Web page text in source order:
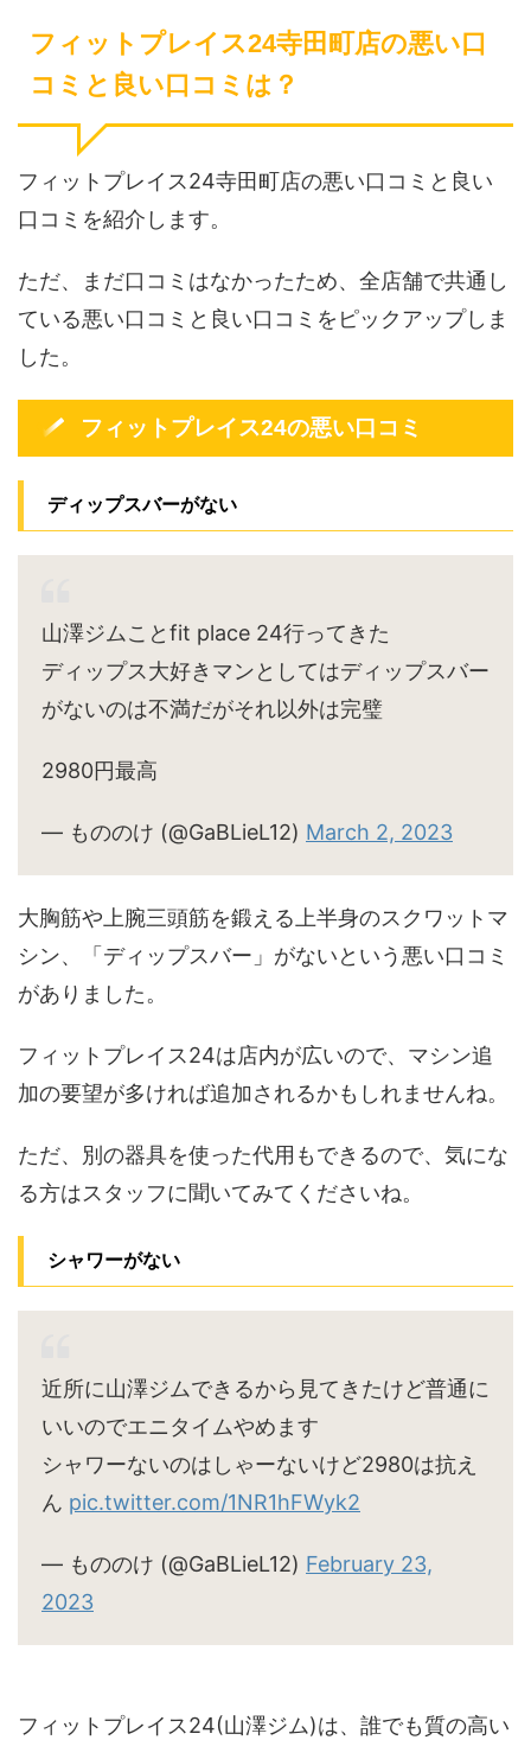
フィットプレイス24寺田町店の悪い口
コミと良い口コミは？
フィットプレイス24寺田町店の悪い口コミと良い
口コミを紹介します。
ただ、まだ口コミはなかったため、全店舗で共通し
ている悪い口コミと良い口コミをピックアップしま
した。
フィットプレイス24の悪い口コミ
ディップスバーがない
山澤ジムことfit place 24行ってきた
ディップス大好きマンとしてはディップスバー
がないのは不満だがそれ以外は完璧
2980円最高
— もののけ (@GaBLieL12) March 2, 2023
大胸筋や上腕三頭筋を鍛える上半身のスクワットマ
シン、「ディップスバー」がないという悪い口コミ
がありました。
フィットプレイス24は店内が広いので、マシン追
加の要望が多ければ追加されるかもしれませんね。
ただ、別の器具を使った代用もできるので、気にな
る方はスタッフに聞いてみてくださいね。
シャワーがない
近所に山澤ジムできるから見てきたけど普通に
いいのでエニタイムやめます
シャワーないのはしゃーないけど2980は抗え
ん pic.twitter.com/1NR1hFWyk2
— もののけ (@GaBLieL12) February 23,
2023
フィットプレイス24(山澤ジム)は、誰でも質の高い